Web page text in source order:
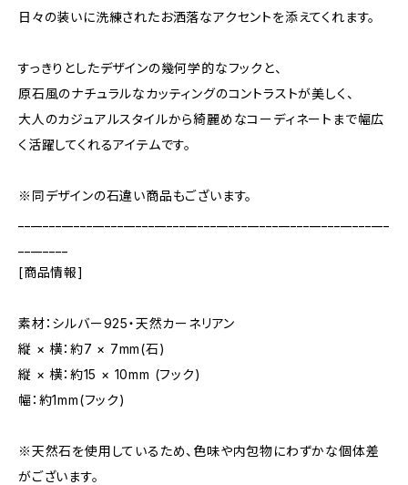
日々の装いに洗練されたお洒落なアクセントを添えてくれます。
すっきりとしたデザインの幾何学的なフックと、
原石風のナチュラルなカッティングのコントラストが美しく、
大人のカジュアルスタイルから綺麗めなコーディネートまで幅広
く活躍してくれるアイテムです。
※同デザインの石違い商品もございます。
[商品情報]
素材：シルバー925・天然カーネリアン
縦 × 横：約7 × 7mm(石)
縦 × 横：約15 × 10mm (フック)
幅：約1mm(フック)
※天然石を使用しているため、色味や内包物にわずかな個体差
がございます。